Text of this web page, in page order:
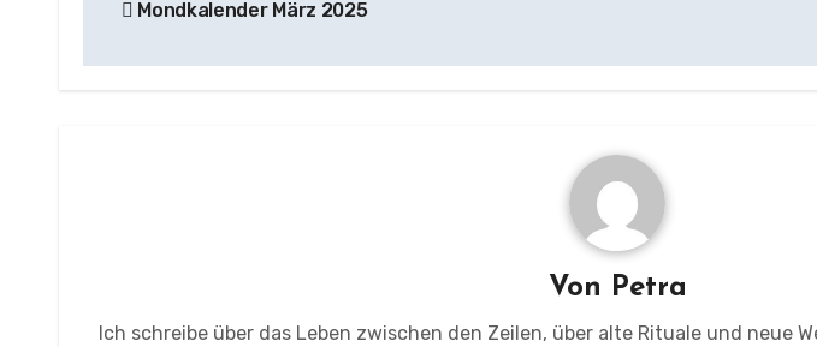
Mondkalender März 2025
Von Petra
Ich schreibe über das Leben zwischen den Zeilen, über alte Rituale und neue